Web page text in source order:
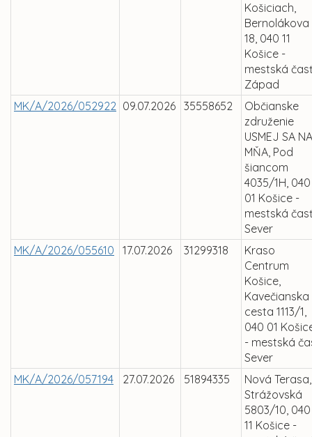
Košiciach,
Bernolákova
18, 040 11
Košice -
mestská časť
Západ
MK/A/2026/052922 09.07.2026 35558652
Občianske
združenie
USMEJ SA NA
MŇA, Pod
šiancom
4035/1H, 040
01 Košice -
mestská časť
Sever
MK/A/2026/055610
17.07.2026 31299318
Kraso
Centrum
Košice,
Kavečianska
cesta 1113/1,
040 01
- mestská
Sever
MK/A/2026/057194
27.07.2026 51894335
Nová Terasa,
Strážovská
5803/10, 040
11 Košice -